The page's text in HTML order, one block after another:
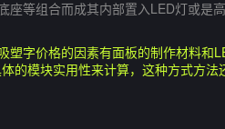
等组合而成其内部置入LED灯或
字价格的因素有面板的制作材料
模块实用性来计算，这种方式方